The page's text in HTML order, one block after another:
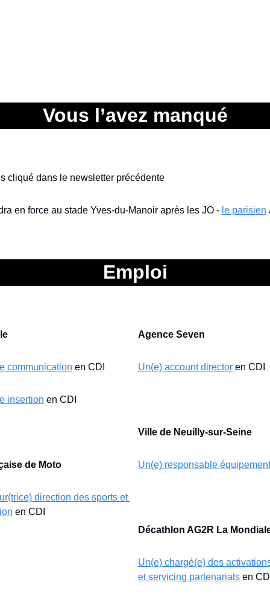
Vous l’avez manqué
cliqué dans le newsletter précédente
en force au stade Yves-du-Manoir après les JO - le parisien
Emploi
communication en CDI
insertion en CDI
de Moto
direction des sports et
en CDI
Agence Seven
Un(e) account director en CDI
Ville de Neuilly-sur-Seine
Un(e) responsable
Décathlon AG2R La
Un(e) chargé(e) des
et servicing partenariats en